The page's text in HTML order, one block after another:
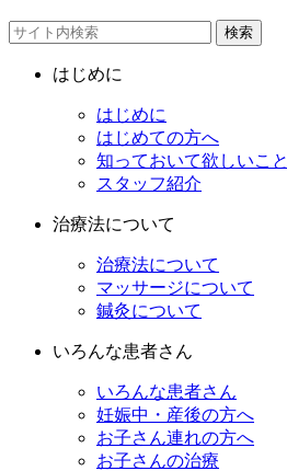
検索
はじめに
はじめに
はじめての方へ
知っておいて欲しいこと
スタッフ紹介
治療法について
治療法について
マッサージについて
鍼灸について
いろんな患者さん
いろんな患者さん
妊娠中・産後の方へ
お子さん連れの方へ
お子さんの治療